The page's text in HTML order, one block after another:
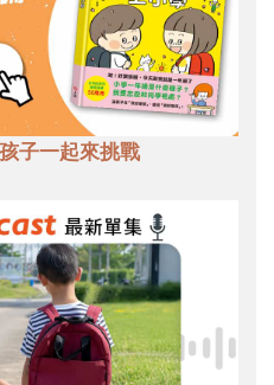
子一起來挑戰